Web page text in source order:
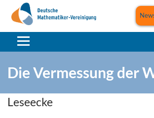
Die Vermessung der
Leseecke